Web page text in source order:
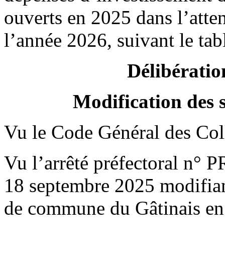
ouverts en 2025 dans
l’année 2026, suivant le
Modification des
Vu le Code Général des
Vu l’arrêté préfectoral n°
18 septembre 2025
de commune du Gâtinais